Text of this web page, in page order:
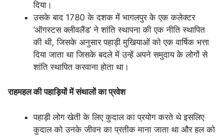
दिया।
उसके बाद 1780 के दशक में भागलपुर के एक कलेक्टर
‘ऑगस्टस क्लीवलैंड’ ने शांति स्थापना की एक नीति स्थापित
की थी, जिसके अनुसार पहाड़ी मुखियाओं को एक वार्षिक भत्ता
दिया जाता था जिसके बदले में उन्हें अपने समुदाय के लोगों से
शांति स्थापित करवाना होता था।
राहमहल की पहाड़ियों में संथालों का प्रवेश
पहाड़ी लोग खेती के लिए कुदाल का प्रयोग करते थे इसलिए
कुदाल को उनके जीवन का प्रतीक माना जाता था और हल को